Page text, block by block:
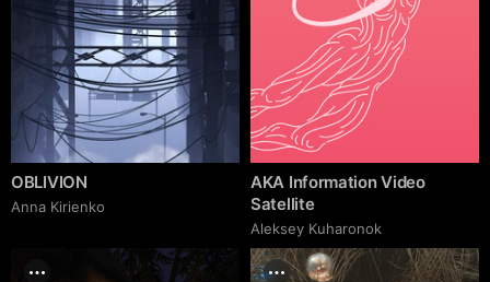
OBLIVION
Anna Kirienko
AKA Information Video
Satellite
Aleksey Kuharonok